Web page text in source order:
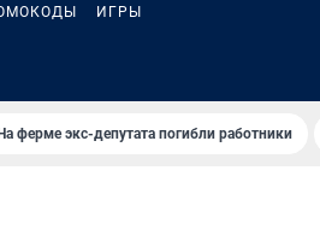
ИГРЫ
На ферме экс-депутата погибли работники